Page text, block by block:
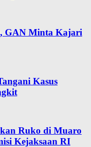
GAN Minta Kajari
Kasus
Ruko di Muaro
Kejaksaan RI